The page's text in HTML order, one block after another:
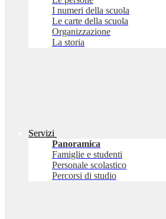
I numeri della scuola
Le carte della scuola
Organizzazione
La storia
Servizi
Panoramica
Famiglie e studenti
Personale scolastico
Percorsi di studio